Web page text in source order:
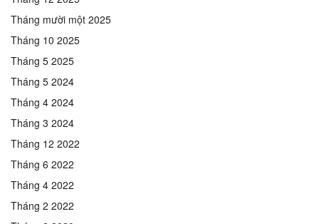
Tháng mười một 2025
Tháng 10 2025
Tháng 5 2025
Tháng 5 2024
Tháng 4 2024
Tháng 3 2024
Tháng 12 2022
Tháng 6 2022
Tháng 4 2022
Tháng 2 2022